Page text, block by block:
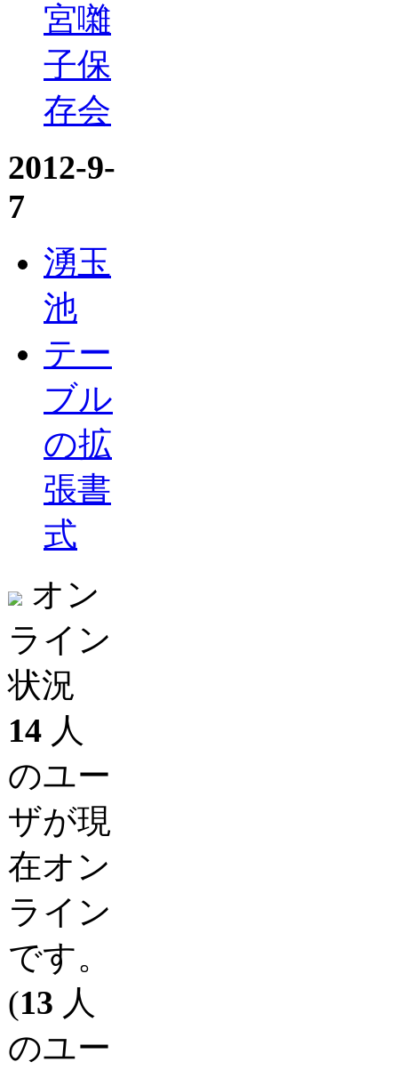
宮囃
子保
存会
2012-9-
7
湧玉
池
テー
ブル
の拡
張書
式
オン
ライン
状況
14 人
のユー
ザが現
在オン
ライン
です。
(13 人
のユー